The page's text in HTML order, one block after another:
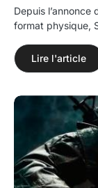
Depuis
format physique,
Lire l'article